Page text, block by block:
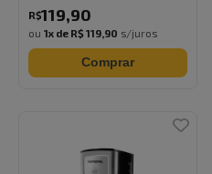
R$119,90
ou 1x de R$ 119,90 s/juros
Comprar